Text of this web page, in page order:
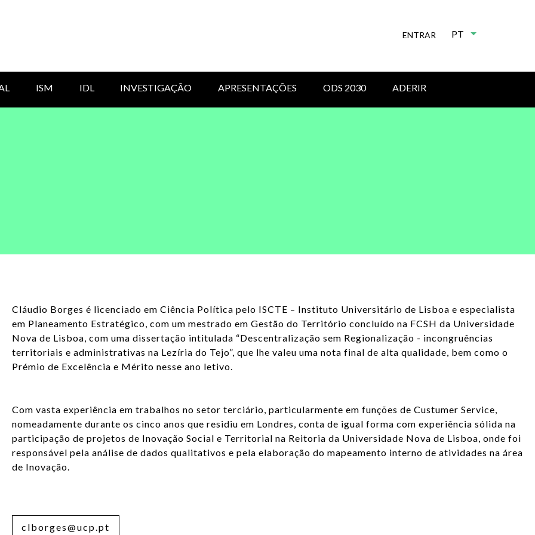
ISM IDL INVESTIGAÇÃO APRESENTAÇÕES ODS 2030 ADERIR
ENTRAR PT Lista de ações
Cláudio Borges é licenciado em Ciência Política pelo ISCTE – Instituto Universitário de Lisboa e especialista
em Planeamento Estratégico, com um mestrado em Gestão do Território concluído na FCSH da Universidade
Nova de Lisboa, com uma dissertação intitulada “Descentralização sem Regionalização - incongruências
territoriais e administrativas na Lezíria do Tejo”, que lhe valeu uma nota final de alta qualidade, bem como o
Prémio de Excelência e Mérito nesse ano letivo.
Com vasta experiência em trabalhos no setor terciário, particularmente em funções de Custumer Service,
nomeadamente durante os cinco anos que residiu em Londres, conta de igual forma com experiência sólida na
participação de projetos de Inovação Social e Territorial na Reitoria da Universidade Nova de Lisboa, onde foi
responsável pela análise de dados qualitativos e pela elaboração do mapeamento interno de atividades na área
de Inovação.
clborges@ucp.pt